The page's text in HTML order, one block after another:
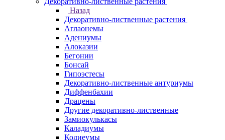
Назад
Декоративно-лиственные растения
Аглаонемы
Адениумы
Алоказии
Бегонии
Бонсай
Гипоэстесы
Декоративно-лиственные антуриумы
Диффенбахии
Драцены
Другие декоративно-лиственные
Замиокулькасы
Каладиумы
Кодиеумы